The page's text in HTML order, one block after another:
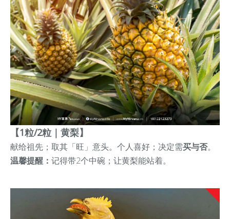
【1粒/2粒｜黄梨】
献给祖先；取其「旺」意头。 个人喜好；决定需买与否。
温馨提醒： 记得带2个中碗；让黄梨能站着。